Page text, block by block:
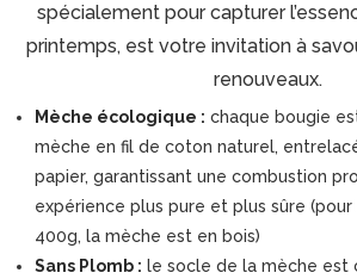
spécialement pour capturer
printemps, est votre invitation à
renouveaux.
Mèche écologique : chaque bougie
mèche en fil de coton naturel,
papier, garantissant une combustion
expérience plus pure et plus sûre
400g, la mèche est en bois)
Sans Plomb : le socle de la mèche est